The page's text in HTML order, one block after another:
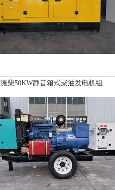
潍柴50KW静音箱式柴油发电机组